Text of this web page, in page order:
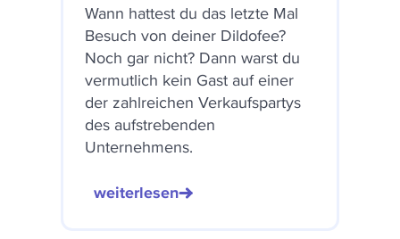
Wann hattest du das letzte Mal
Besuch von deiner Dildofee?
Noch gar nicht? Dann warst du
vermutlich kein Gast auf einer
der zahlreichen Verkaufspartys
des aufstrebenden
Unternehmens.
weiterlesen